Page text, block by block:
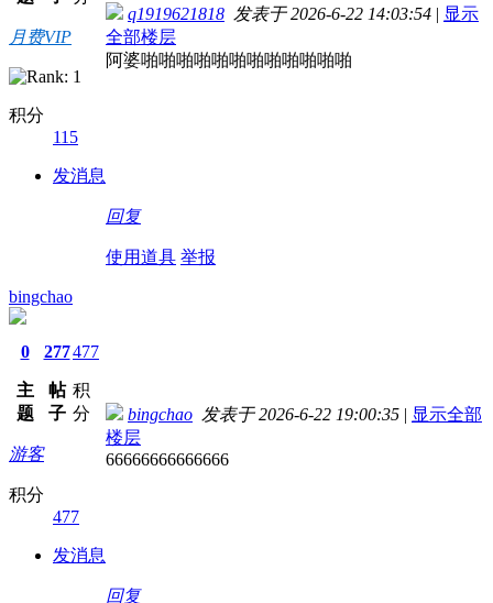
月费VIP
积分
115
发消息
q1919621818 发表于 2026-6-22 14:03:54 | 显示
全部楼层
阿婆啪啪啪啪啪啪啪啪啪啪啪啪
回复
使用道具 举报
bingchao
0
主
题
277
帖
子
477
积
分
游客
积分
477
发消息
bingchao 发表于 2026-6-22 19:00:35 | 显示全部
楼层
66666666666666
回复